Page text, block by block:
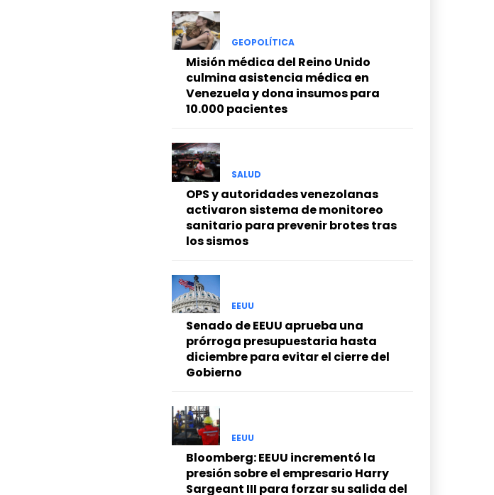
GEOPOLÍTICA
Misión médica del Reino Unido
culmina asistencia médica en
Venezuela y dona insumos para
10.000 pacientes
SALUD
OPS y autoridades venezolanas
activaron sistema de monitoreo
sanitario para prevenir brotes tras
los sismos
EEUU
Senado de EEUU aprueba una
prórroga presupuestaria hasta
diciembre para evitar el cierre del
Gobierno
EEUU
Bloomberg: EEUU incrementó la
presión sobre el empresario Harry
Sargeant III para forzar su salida del